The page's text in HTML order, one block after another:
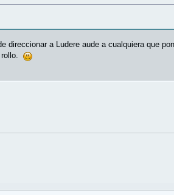
direccionar a Ludere aude a cualquiera que
rollo.